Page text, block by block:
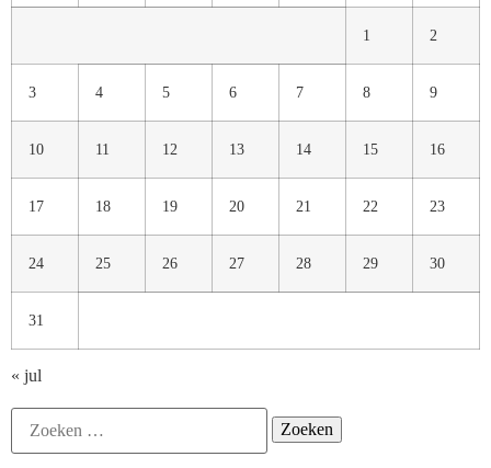
1 2
3 4 5 6 7 8 9
10 11 12 13 14 15 16
17 18 19 20 21 22 23
24 25 26 27 28 29 30
31
« jul